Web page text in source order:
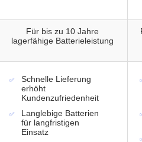
Für bis zu 10 Jahre
lagerfähige Batterieleistung
Schnelle Lieferung
erhöht
Kundenzufriedenheit
Langlebige Batterien
für langfristigen
Einsatz